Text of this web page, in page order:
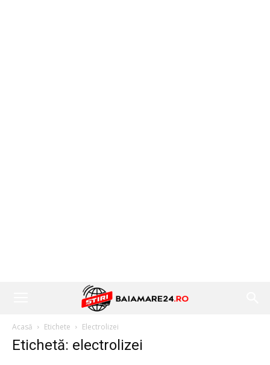
Acasă Etichete Electrolizei
Etichetă: electrolizei